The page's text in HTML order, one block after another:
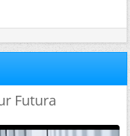
Futura